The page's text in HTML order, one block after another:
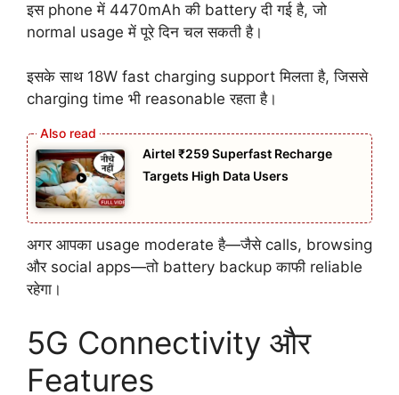
इस phone में 4470mAh की battery दी गई है, जो
normal usage में पूरे दिन चल सकती है।
इसके साथ 18W fast charging support मिलता है, जिससे
charging time भी reasonable रहता है।
Airtel ₹259 Superfast Recharge
Targets High Data Users
अगर आपका usage moderate है—जैसे calls, browsing
और social apps—तो battery backup काफी reliable
रहेगा।
5G Connectivity और
Features